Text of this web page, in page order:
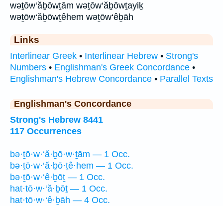
wəṯōw‘ăḇōwṯām wəṯōw‘ăḇōwṯayiḵ
wəṯōw‘ăḇōwṯêhem wəṯōw‘êḇāh
Links
Interlinear Greek • Interlinear Hebrew • Strong's
Numbers • Englishman's Greek Concordance •
Englishman's Hebrew Concordance • Parallel Texts
Englishman's Concordance
Strong's Hebrew 8441
117 Occurrences
bə·ṯō·w·‘ă·ḇō·w·ṯām — 1 Occ.
bə·ṯō·w·‘ă·ḇō·ṯê·hem — 1 Occ.
bə·ṯō·w·‘ê·ḇōṯ — 1 Occ.
hat·tō·w·‘ă·ḇōṯ — 1 Occ.
hat·tō·w·‘ê·ḇāh — 4 Occ.